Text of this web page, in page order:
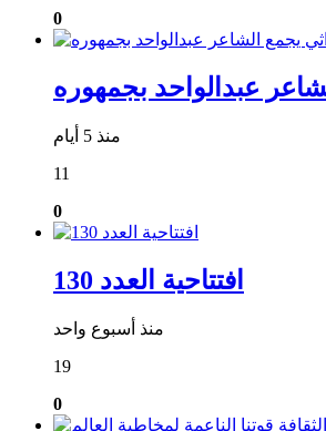
0
عبدالواحد بجمهوره
منذ 5 أيام
11
0
افتتاحية العدد 130
منذ أسبوع واحد
19
0